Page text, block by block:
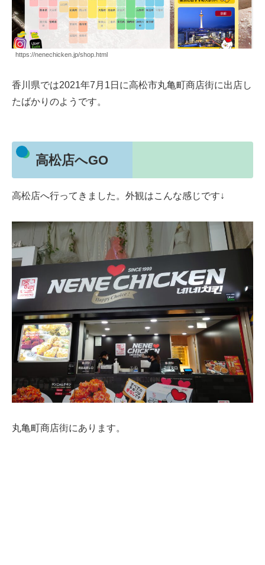
https://nenechicken.jp/shop.html
香川県では2021年7月1日に高松市丸亀町商店街に出店し
たばかりのようです。
高松店へGO
高松店へ行ってきました。外観はこんな感じです↓
丸亀町商店街にあります。